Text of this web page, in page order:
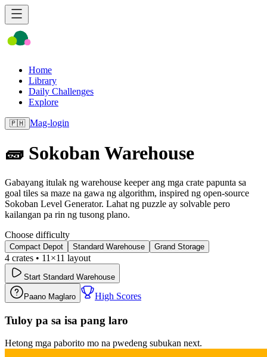
Home
Library
Daily Challenges
Explore
🇵🇭 Mag-login
🧱 Sokoban Warehouse
Gabayang itulak ng warehouse keeper ang mga crate papunta sa
goal tiles sa maze na gawa ng algorithm, inspired ng open-source
Sokoban Level Generator. Lahat ng puzzle ay solvable pero
kailangan pa rin ng tusong plano.
Choose difficulty
Compact Depot Standard Warehouse Grand Storage
4 crates • 11 ×11 layout
Start Standard Warehouse
Paano Maglaro High Scores
Tuloy pa sa isa pang laro
Hetong mga paborito mo na pwedeng subukan next.